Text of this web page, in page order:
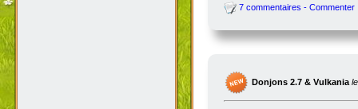
7 commentaires - Commenter
Donjons 2.7 & Vulkania